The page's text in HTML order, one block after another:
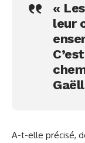
«
leur
A-t-elle précisé,